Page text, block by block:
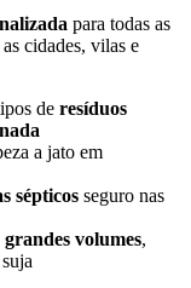
para todas as
cidades, vilas e
de resíduos
a jato em
sépticos seguro nas
volumes,